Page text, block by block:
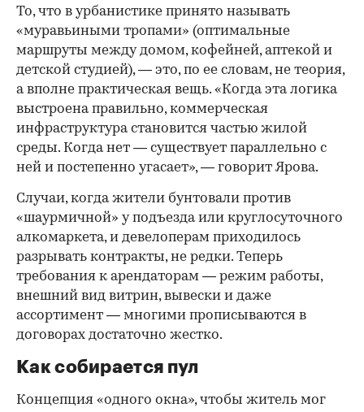
То, что в урбанистике принято называть
«муравьиными тропами» (оптимальные
маршруты между домом, кофейней, аптекой и
детской студией), — это, по ее словам, не теория,
а вполне практическая вещь. «Когда эта логика
выстроена правильно, коммерческая
инфраструктура становится частью жилой
среды. Когда нет — существует параллельно с
ней и постепенно угасает», — говорит Ярова.
Случаи, когда жители бунтовали против
«шаурмичной» у подъезда или круглосуточного
алкомаркета, и девелоперам приходилось
разрывать контракты, не редки. Теперь
требования к арендаторам — режим работы,
внешний вид витрин, вывески и даже
ассортимент — многими прописываются в
договорах достаточно жестко.
Как собирается пул
Концепция «одного окна», чтобы житель мог